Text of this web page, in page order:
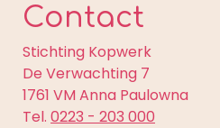
Contact
Stichting Kopwerk
De Verwachting 7
1761 VM Anna Paulowna
Tel. 0223 - 203 000